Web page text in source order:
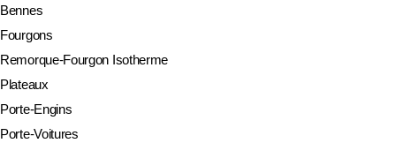
Bennes
Fourgons
Remorque-Fourgon Isotherme
Plateaux
Porte-Engins
Porte-Voitures